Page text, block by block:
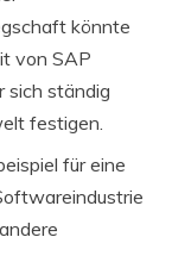
könnte
von SAP
sich ständig
festigen.
für eine